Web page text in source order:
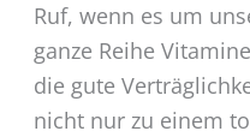
Ruf, wenn es um
ganze Reihe
die gute
nicht nur zu einem